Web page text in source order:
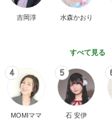
吉岡淳 水森かおり
すべて見る
4
MOMIママ
5
石 安伊